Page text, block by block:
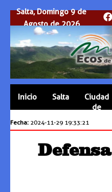
Salta, Domingo 9 de
Agosto de 2026
Inicio Salta
Ciudad
de
Fecha: 2024-11-29 19:33:21